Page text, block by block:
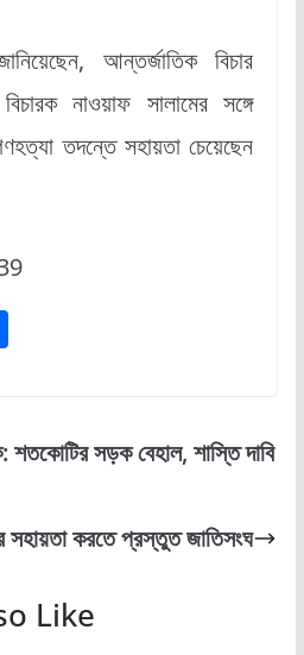
আন্তর্জাতিক বিচার
নাওয়াফ সালামের সঙ্গে
তদন্তে সহায়তা চেয়েছেন
S
eশতকোটির সড়ক বেহাল, শাস্তি দাবি
সহায়তা করতে প্রস্তুত জাতিসংঘ
Like